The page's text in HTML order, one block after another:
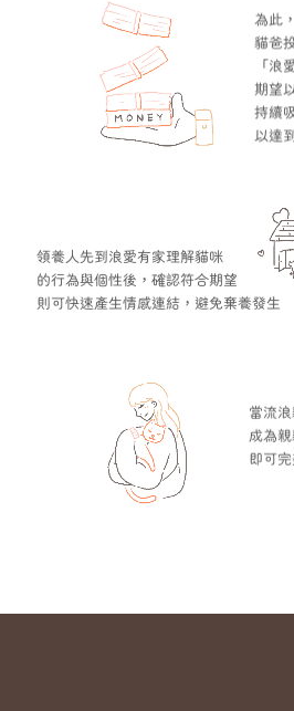
為此，
貓爸
「浪
期望
持續
以達
領養人先到浪愛有家理解貓咪
的行為與個性後，確認符合期望
則可快速產生情感連結，避免棄養發生
當流
成為
即可